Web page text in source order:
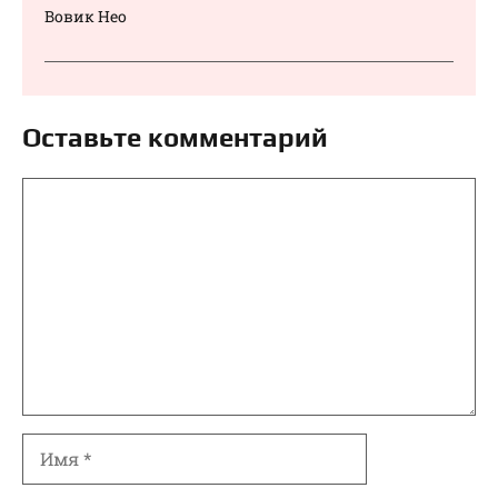
Вовик Нео
Оставьте комментарий